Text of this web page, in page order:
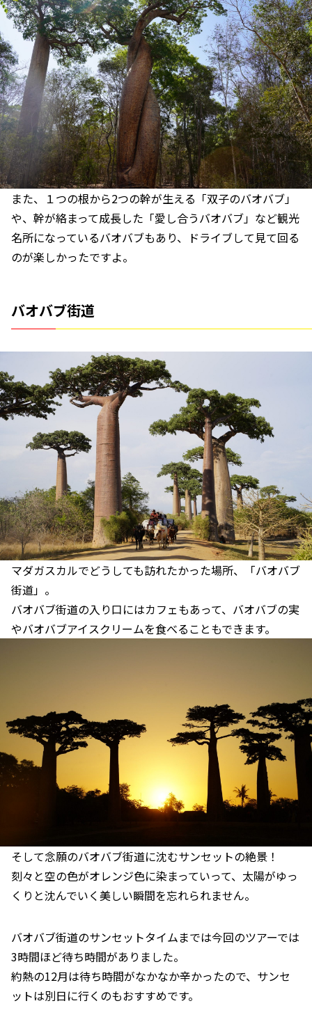
また、１つの根から2つの幹が生える「双子のバオバブ」
や、幹が絡まって成長した「愛し合うバオバブ」など観光
名所になっているバオバブもあり、ドライブして見て回る
のが楽しかったですよ。
バオバブ街道
マダガスカルでどうしても訪れたかった場所、「バオバブ
街道」。
バオバブ街道の入り口にはカフェもあって、バオバブの実
やバオバブアイスクリームを食べることもできます。
そして念願のバオバブ街道に沈むサンセットの絶景！
刻々と空の色がオレンジ色に染まっていって、太陽がゆっ
くりと沈んでいく美しい瞬間を忘れられません。
バオバブ街道のサンセットタイムまでは今回のツアーでは
3時間ほど待ち時間がありました。
約熱の12月は待ち時間がなかなか辛かったので、サンセ
ットは別日に行くのもおすすめです。